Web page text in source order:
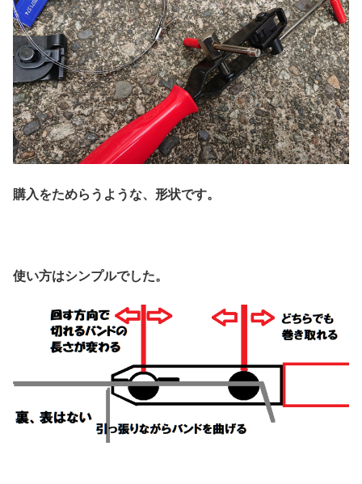
購入をためらうような、形状です。
使い方はシンプルでした。